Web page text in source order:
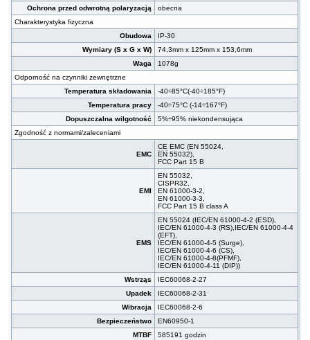
Ochrona przed odwrotną polaryzacją
obecna
Charakterystyka fizyczna
Obudowa
IP-30
Wymiary (S x G x W)
74,3mm x 125mm x 153,6mm
Waga
1078g
Odporność na czynniki zewnętrzne
Temperatura składowania
-40÷85°C(-40÷185°F)
Temperatura pracy
-40÷75°C (-14÷167°F)
Dopuszczalna wilgotność
5%÷95% niekondensująca
Zgodność z normami/zaleceniami
EMC
CE EMC (EN 55024,
EN 55032),
FCC Part 15 B
EMI
EN 55032,
CISPR32,
EN 61000-3-2,
EN 61000-3-3,
FCC Part 15 B class A
EMS
EN 55024 (IEC/EN 61000-4-2 (ESD),
IEC/EN 61000-4-3 (RS),IEC/EN 61000-4-4
(EFT),
IEC/EN 61000-4-5 (Surge),
IEC/EN 61000-4-6 (CS),
IEC/EN 61000-4-8(PFMF),
IEC/EN 61000-4-11 (DIP))
Wstrząs
IEC60068-2-27
Upadek
IEC60068-2-31
Wibracja
IEC60068-2-6
Bezpieczeństwo
EN60950-1
MTBF
585191 godzin